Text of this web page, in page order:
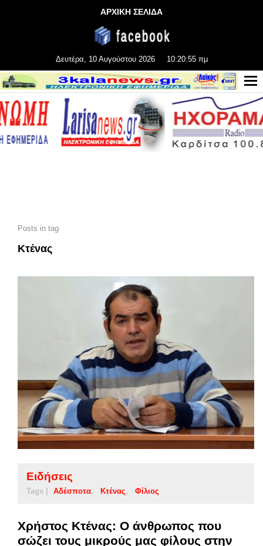
ΑΡΧΙΚΗ ΣΕΛΙΔΑ
Δευτέρα, 10 Αυγούστου 2026 10:20:55 πμ
Posts in tag
Κτένας
Ειδήσεις
Tags | Αδέσποτα Κτένας Φίλιος
Χρήστος Κτένας: Ο άνθρωπος που
σώζει τους μικρούς μας φίλους στην